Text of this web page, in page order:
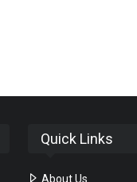
Quick Links
About Us